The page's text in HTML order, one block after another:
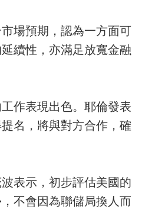
場預期，認為一方面可
續性，亦滿足放寬金融
作表現出色。耶倫發表
名，將與對方合作，確
表示，初步評估美國的
不會因為聯儲局換人而